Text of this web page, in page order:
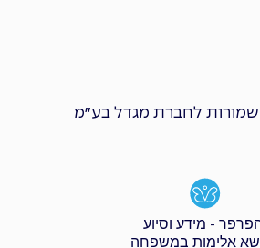
שמורות לחברת מגדל בע״מ
- מידע וסיוע
אלימות במשפחה